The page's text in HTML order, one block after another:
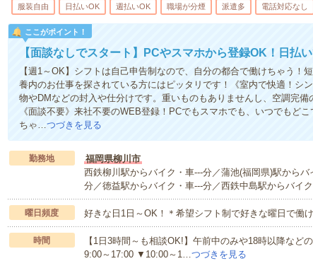
服装自由 日払いOK 週払いOK 職場が分煙 派遣多 電話対応なし
ここがポイント！
【面談なしでスタート】PCやスマホから登録OK！日払
【週1～OK】シフトは自己申告制なので、自分の都合で働けちゃう！
養内のお仕事を探されている方にはピッタリです！《室内で快適！シ
物やDMなどの封入や仕分けです。重いものもありませんし、空調完備
《面談不要》来社不要のWEB登録！PCでもスマホでも、いつでもど
ちゃ…つづきを見る
勤務地
福岡県柳川市
西鉄柳川駅からバイク・車---分／蒲池(福岡県)駅から
分／徳益駅からバイク・車---分／西鉄中島駅からバイ
曜日頻度 好きな日1日～OK！＊希望シフト制で好きな曜日で働け
時間
【1日3時間～も相談OK!】午前中のみや18時以降な
9:00～17:00 ▼10:00～1…つづきを見る